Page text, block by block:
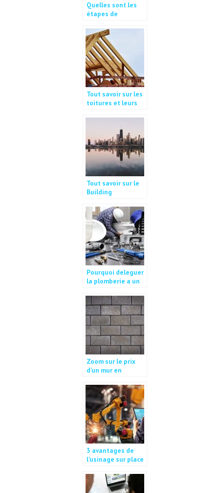
Quelles sont les
étapes de
maison ?
Tout savoir sur les
toitures et leurs
Tout savoir sur le
Building
Modeling !
Pourquoi deleguer
la plomberie a un
dans votre projet
de construction ?
Zoom sur le prix
d’un mur en
3 avantages de
l’usinage sur place